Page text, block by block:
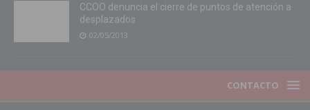
CCOO denuncia el cierre de puntos de atención a
desplazados
02/05/2013
CONTACTO